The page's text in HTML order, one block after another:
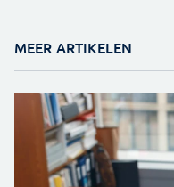
MEER ARTIKELEN